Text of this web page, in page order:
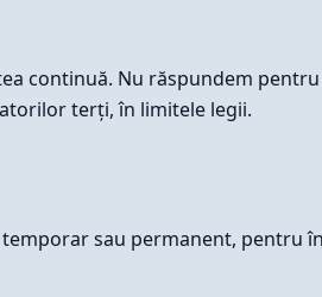
continuă. Nu răspundem
terți, în limitele legii.
sau permanent, pentru